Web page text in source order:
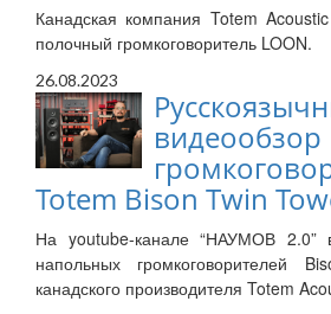
Канадская компания Totem
полочный громкоговоритель LOON.
26.08.2023
видеообзор
Totem Bison Twin
На youtube-канале “НАУМОВ 2.0”
напольных громкоговорителей
канадского производителя Totem